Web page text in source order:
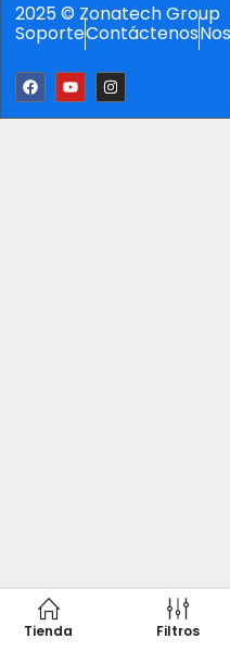
2025 © Zonatech Group
SoporteContáctenos
Tienda Filtros